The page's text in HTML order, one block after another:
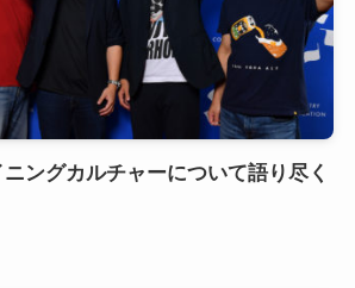
ニングカルチャーについて語り尽く